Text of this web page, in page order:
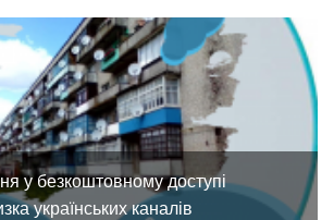
у безкоштовному доступі
українських каналів